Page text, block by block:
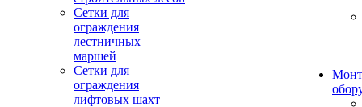
Сетки для
ограждения
лестничных
маршей
Сетки для
ограждения
лифтовых шахт